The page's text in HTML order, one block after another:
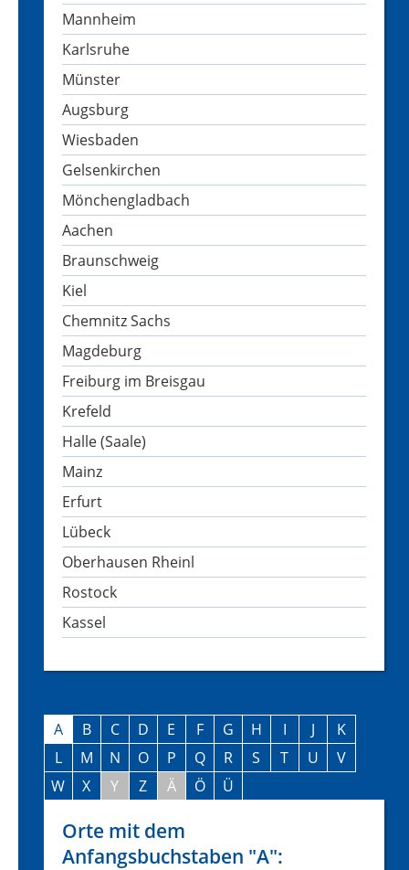
Mannheim
Karlsruhe
Münster
Augsburg
Wiesbaden
Gelsenkirchen
Mönchengladbach
Aachen
Braunschweig
Kiel
Chemnitz Sachs
Magdeburg
Freiburg im Breisgau
Krefeld
Halle (Saale)
Mainz
Erfurt
Lübeck
Oberhausen Rheinl
Rostock
Kassel
A B C D E F G H I J
K
L
M N O P Q R S T U
V
W
X Y Z Ä Ö Ü
Orte mit dem
Anfangsbuchstaben "A":